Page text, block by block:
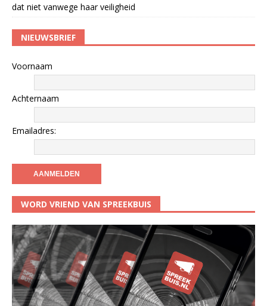
dat niet vanwege haar veiligheid
NIEUWSBRIEF
Voornaam
Achternaam
Emailadres:
WORD VRIEND VAN SPREEKBUIS